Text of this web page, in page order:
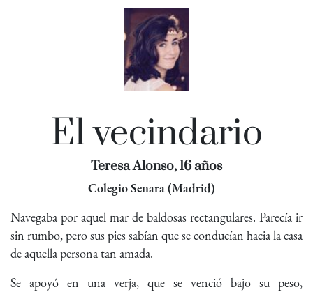
El vecindario
Teresa Alonso, 16 años
Colegio Senara (Madrid)
Navegaba por aquel mar de baldosas rectangulares. Parecía ir
sin rumbo, pero sus pies sabían que se conducían hacia la casa
de aquella persona tan amada.
Se apoyó en una verja, que se venció bajo su peso,